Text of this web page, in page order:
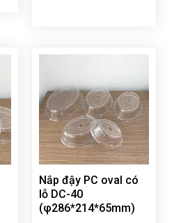
Nắp đậy PC oval có
lỗ DC-40
(φ286*214*65mm)